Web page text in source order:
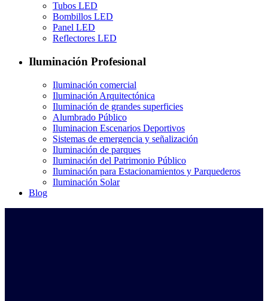
Tubos LED
Bombillos LED
Panel LED
Reflectores LED
Iluminación Profesional
Iluminación comercial
Iluminación Arquitectónica
Iluminación de grandes superficies
Alumbrado Público
Iluminacion Escenarios Deportivos
Sistemas de emergencia y señalización
Iluminación de parques
Iluminación del Patrimonio Público
Iluminación para Estacionamientos y Parquederos
Iluminación Solar
Blog